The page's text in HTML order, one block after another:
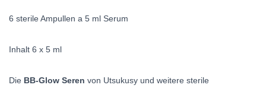
6 sterile Ampullen a 5 ml Serum
Inhalt 6 x 5 ml
Die BB-Glow Seren von Utsukusy und weitere sterile